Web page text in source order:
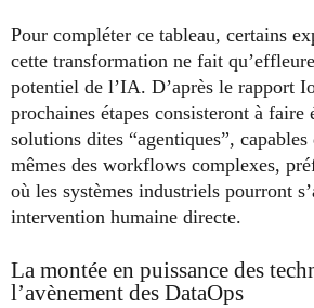
Pour compléter ce tableau, certains
cette transformation ne fait
potentiel de l’IA. D’après le rapport
prochaines étapes consisteront à faire
solutions dites “agentiques”,
mêmes des workflows complexes,
où les systèmes industriels pourront
intervention humaine directe.
La montée en puissance des
l’avènement des DataOps